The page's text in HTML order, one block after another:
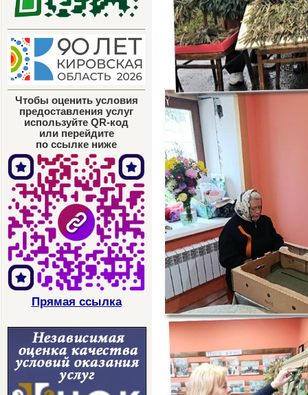
Чтобы оценить условия
предоставления услуг
используйте QR-код
или перейдите
по ссылке ниже
Прямая ссылка